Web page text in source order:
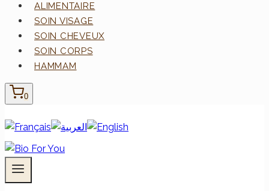
ALIMENTAIRE
SOIN VISAGE
SOIN CHEVEUX
SOIN CORPS
HAMMAM
0